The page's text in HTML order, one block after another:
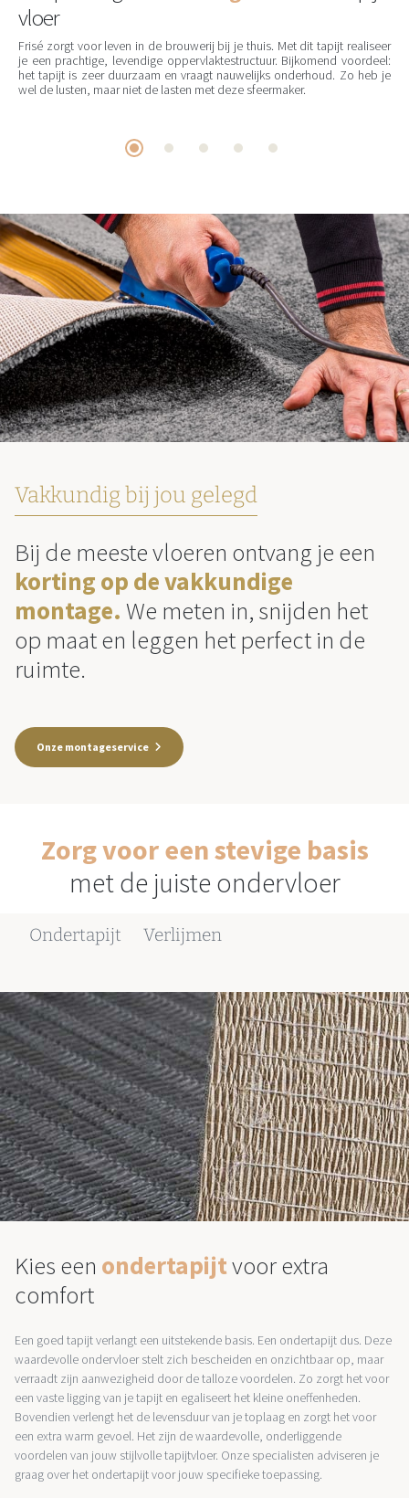
vloer
Frisé zorgt voor leven in de brouwerij bij je thuis. Met dit tapijt realiseer
je een prachtige, levendige oppervlaktestructuur. Bijkomend voordeel:
het tapijt is zeer duurzaam en vraagt nauwelijks onderhoud. Zo heb je
wel de lusten, maar niet de lasten met deze sfeermaker.
Vakkundig bij jou gelegd
Bij de meeste vloeren ontvang je een
korting op de vakkundige
montage. We meten in, snijden het
op maat en leggen het perfect in de
ruimte.
Onze montageservice
Zorg voor een stevige basis
met de juiste ondervloer
Ondertapijt Verlijmen
Kies een ondertapijtvoor extra
comfort
Een goed tapijt verlangt een uitstekende basis. Een ondertapijt dus. Deze
waardevolle ondervloer stelt zich bescheiden en onzichtbaar op, maar
verraadt zijn aanwezigheid door de talloze voordelen. Zo zorgt het voor
een vaste ligging van je tapijt en egaliseert het kleine oneffenheden.
Bovendien verlengt het de levensduur van je toplaag en zorgt het voor
een extra warm gevoel. Het zijn de waardevolle, onderliggende
voordelen van jouw stijlvolle tapijtvloer. Onze specialisten adviseren je
graag over het ondertapijt voor jouw specifieke toepassing.